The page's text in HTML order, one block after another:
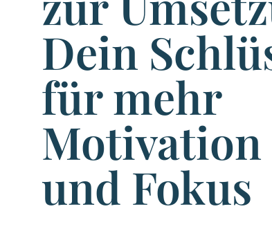
Dein
für mehr
Motivation
und Fokus